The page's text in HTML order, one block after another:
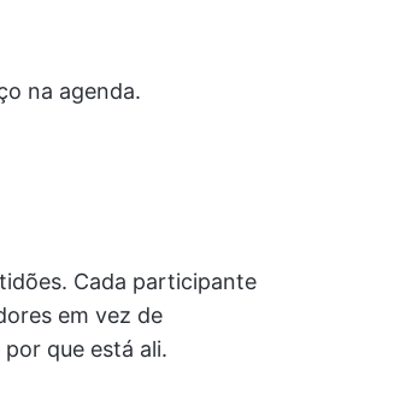
na agenda.
Cada participante
em vez de
que está ali.